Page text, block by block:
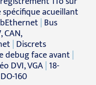
acueillant
| Bus
CAN,
| Discrets
debug face avant |
DVI, VGA| 18-
160